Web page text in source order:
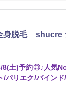
身脱毛 shucre
8(土)予約◎♪人気
/パリエク/バイン